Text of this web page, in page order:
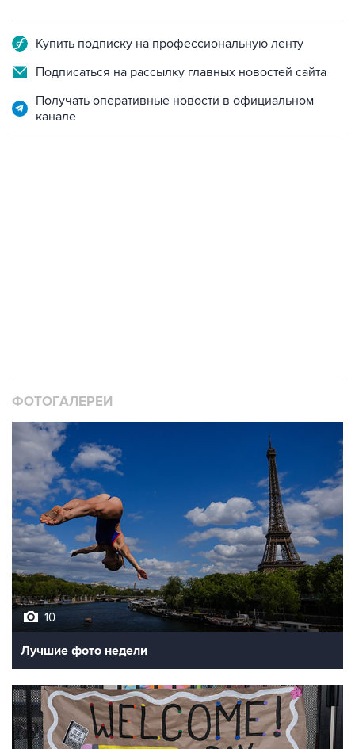
Купить подписку на профессиональную ленту
Подписаться на рассылку главных новостей сайта
Получать оперативные новости в официальном
канале
ФОТОГАЛЕРЕИ
10
Лучшие фото недели